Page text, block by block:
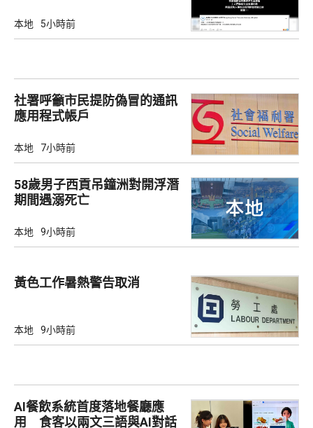
本地 5小時前
社署呼籲市民提防偽冒的通訊
應用程式帳戶
本地 7小時前
58歲男子西貢吊鐘洲對開浮潛
期間遇溺死亡
本地 9小時前
黃色工作暑熱警告取消
本地 9小時前
AI餐飲系統首度落地餐廳應
用 食客以兩文三語與AI對話